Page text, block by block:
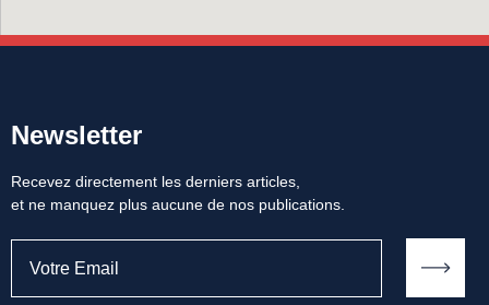
Newsletter
Recevez directement les derniers articles,
et ne manquez plus aucune de nos publications.